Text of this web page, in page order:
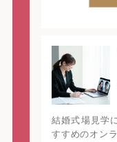
小さなお子様
結婚式場見学
すすめのオン